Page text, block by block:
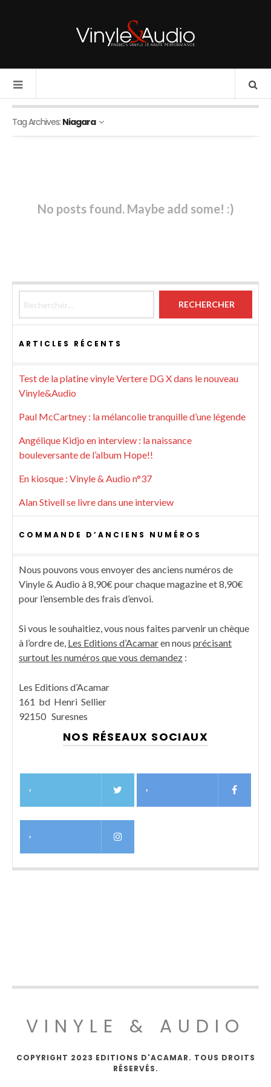
Tag Archives: Niagara
No posts found. Maybe add some! :)
ARTICLES RÉCENTS
Test de la platine vinyle Vertere DG X dans le nouveau
Vinyle&Audio
Paul McCartney : la mélancolie tranquille d’une légende
Angélique Kidjo en interview : la naissance
bouleversante de l’album Hope!!
En kiosque : Vinyle & Audio n°37
Alan Stivell se livre dans une interview
COMMANDE D’ANCIENS NUMÉROS
Nous pouvons vous envoyer des anciens numéros de
Vinyle & Audio à 8,90€ pour chaque magazine et 8,90€
pour l’ensemble des frais d’envoi.
Si vous le souhaitiez, vous nous faites parvenir un chèque
à l’ordre de, Les Editions d’Acamaren nous précisant
surtout les numéros que vous demandez :
Les Editions d’Acamar
161 bd Henri Sellier
92150 Suresnes
NOS RÉSEAUX SOCIAUX
› ›
›
VINYLE & AUDIO
COPYRIGHT 2023 EDITIONS D'ACAMAR. TOUS DROITS
RÉSERVÉS.